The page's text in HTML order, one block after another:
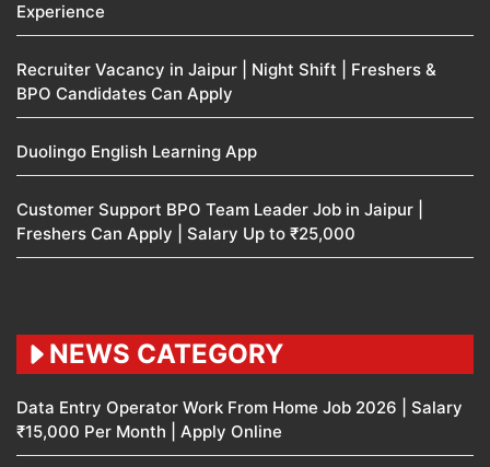
Experience
Recruiter Vacancy in Jaipur | Night Shift | Freshers &
BPO Candidates Can Apply
Duolingo English Learning App
Customer Support BPO Team Leader Job in Jaipur |
Freshers Can Apply | Salary Up to ₹25,000
NEWS CATEGORY
Data Entry Operator Work From Home Job 2026 | Salary
₹15,000 Per Month | Apply Online